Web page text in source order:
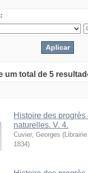
um total de 5
Histoire des
naturelles. V. 4.
Cuvier, Georges (
1834)